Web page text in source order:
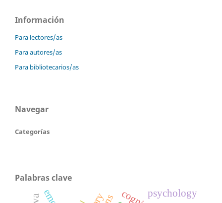
Información
Para lectores/as
Para autores/as
Para bibliotecarios/as
Navegar
Categorías
Palabras clave
psychology